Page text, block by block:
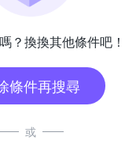
？換換其他條件吧！
條件再搜尋
或